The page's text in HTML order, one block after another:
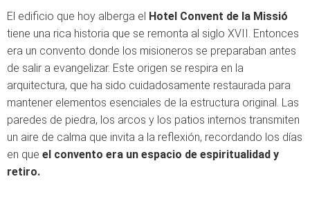
El edificio que hoy alberga el Hotel Convent de la Missió
tiene una rica historia que se remonta al siglo XVII. Entonces
era un convento donde los misioneros se preparaban antes
de salir a evangelizar. Este origen se respira en la
arquitectura, que ha sido cuidadosamente restaurada para
mantener elementos esenciales de la estructura original. Las
paredes de piedra, los arcos y los patios internos transmiten
un aire de calma que invita a la reflexión, recordando los días
en que el convento era un espacio de espiritualidad y
retiro.